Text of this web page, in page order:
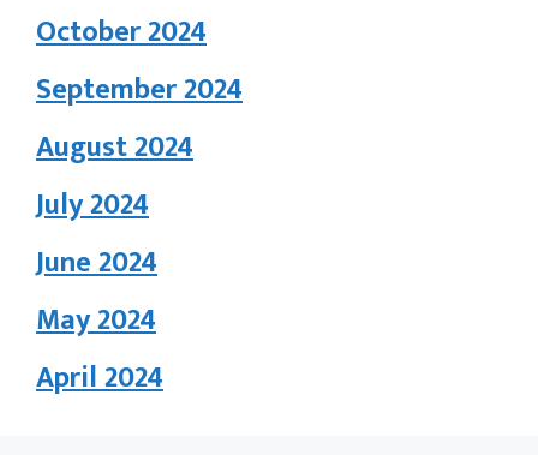
October 2024
September 2024
August 2024
July 2024
June 2024
May 2024
April 2024